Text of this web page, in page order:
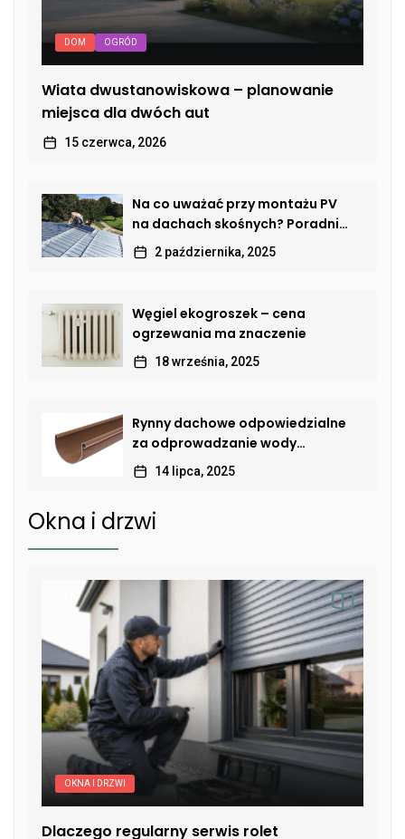
DOM OGRÓD
Wiata dwustanowiskowa – planowanie
miejsca dla dwóch aut
15 czerwca, 2026
Na co uważać przy montażu PV
na dachach skośnych? Poradnik
dla właścicieli domów
2 października, 2025
Węgiel ekogroszek – cena
ogrzewania ma znaczenie
18 września, 2025
Rynny dachowe odpowiedzialne
za odprowadzanie wody
deszczowej
14 lipca, 2025
Okna i drzwi
OKNA I DRZWI
Dlaczego regularny serwis rolet